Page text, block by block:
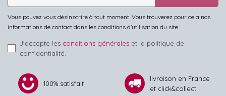
Vous pouvez vous désinscrire à tout moment. Vous trouverez pour cela nos
informations de contact dans les conditions d'utilisation du site.
J'accepte les conditions générales et la politique de
confidentialité.
100% satisfait
livraison en France
et click&collect